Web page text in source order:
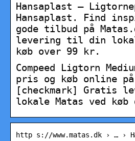
Hansaplast –
Hansaplast. Find
gode tilbud på
levering til din
køb over 99 kr.
Compeed Ligtorn
pris og køb online på
[checkmark] Gratis
lokale Matas ved
http s://www.matas.dk › … ›